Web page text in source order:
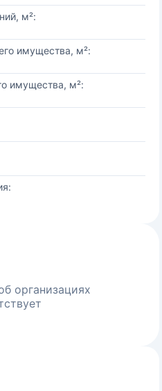
м²:
имущества, м²:
имущества, м²:
организациях